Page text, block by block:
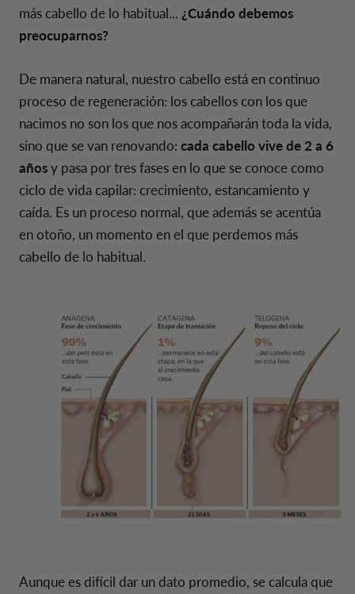
más cabello de lo habitual... ¿Cuándo debemos
preocuparnos?
De manera natural, nuestro cabello está en continuo
proceso de regeneración: los cabellos con los que
nacimos no son los que nos acompañarán toda la vida,
sino que se van renovando: cada cabello vive de 2 a 6
añosy pasa por tres fases en lo que se conoce como
ciclo de vida capilar: crecimiento, estancamiento y
caída. Es un proceso normal, que además se acentúa
en otoño, un momento en el que perdemos más
cabello de lo habitual.
Aunque es difícil dar un dato promedio, se calcula que